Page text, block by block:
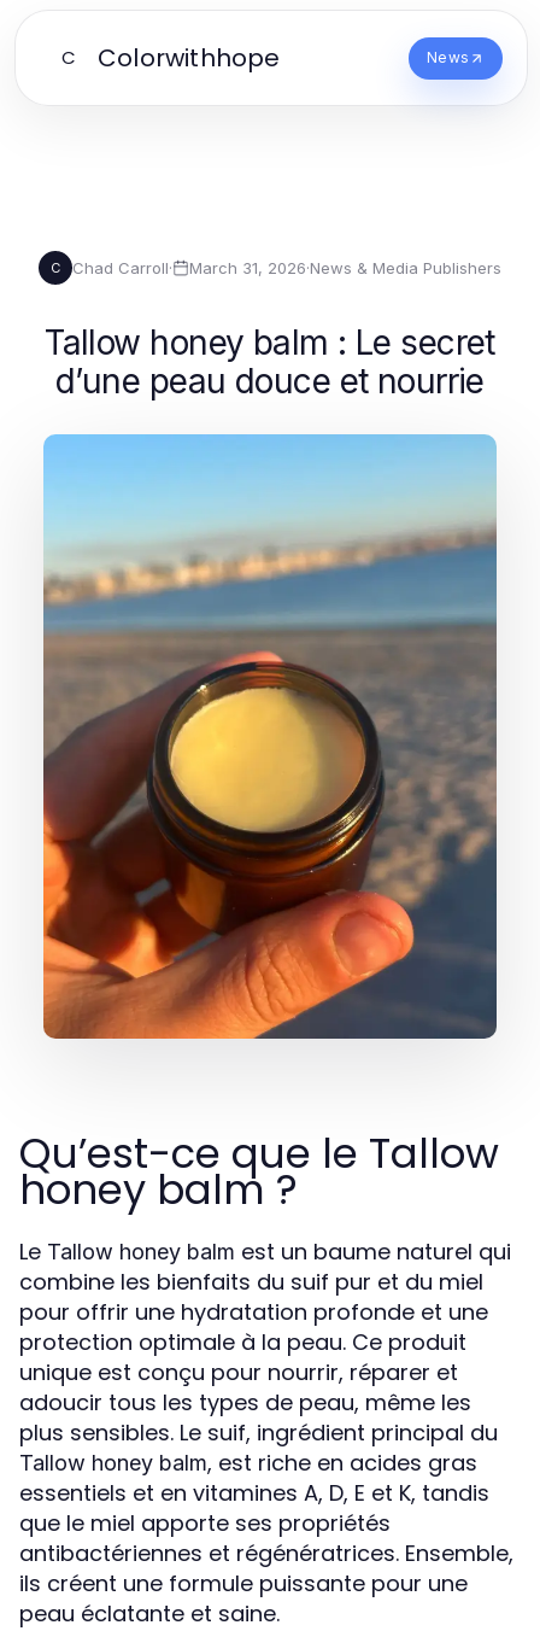
C Colorwithhope News
C Chad Carroll· March 31, 2026·News & Media Publishers
Tallow honey balm : Le secret
d’une peau douce et nourrie
Qu’est-ce que le Tallow
honey balm ?
Le Tallow honey balm est un baume naturel qui
combine les bienfaits du suif pur et du miel
pour offrir une hydratation profonde et une
protection optimale à la peau. Ce produit
unique est conçu pour nourrir, réparer et
adoucir tous les types de peau, même les
plus sensibles. Le suif, ingrédient principal du
Tallow honey balm, est riche en acides gras
essentiels et en vitamines A, D, E et K, tandis
que le miel apporte ses propriétés
antibactériennes et régénératrices. Ensemble,
ils créent une formule puissante pour une
peau éclatante et saine.